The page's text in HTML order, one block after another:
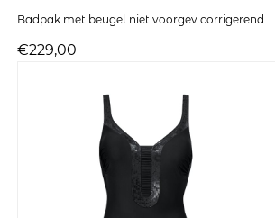
Badpak met beugel niet voorgev corrigerend
€229,00